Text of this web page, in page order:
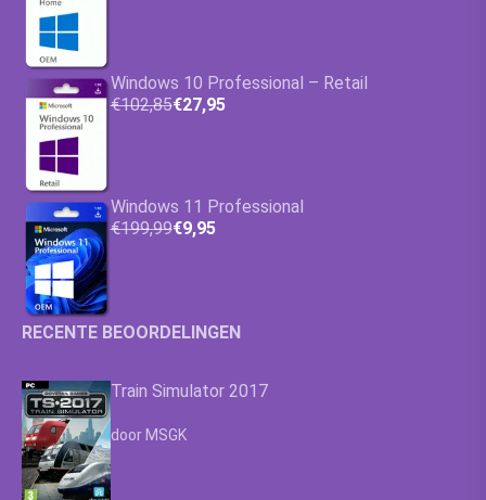
Windows 10 Professional – Retail
€102,85€27,95
Windows 11 Professional
€199,99€9,95
RECENTE BEOORDELINGEN
Train Simulator 2017
Waardering
door MSGK